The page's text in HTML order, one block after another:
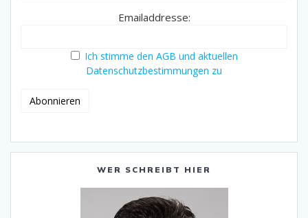
Emailaddresse:
Ich stimme den AGB und aktuellen
Datenschutzbestimmungen zu
WER SCHREIBT HIER